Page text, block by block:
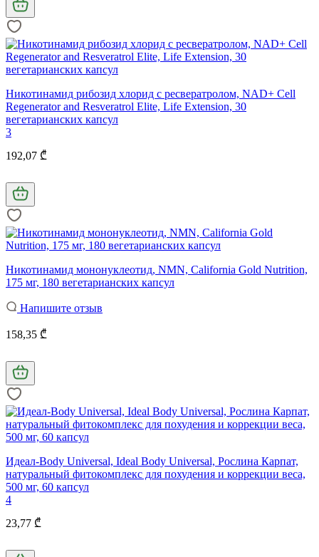
Никотинамид рибозид хлорид с ресвератролом, NAD+ Cell
Regenerator and Resveratrol Elite, Life Extension, 30
вегетарианских капсул
3
192,07 ₾
Никотинамид мононуклеотид, NMN, California Gold Nutrition,
175 мг, 180 вегетарианских капсул
Напишите отзыв
158,35 ₾
Идеал-Body Universal, Ideal Body Universal, Рослина Карпат,
натуральный фитокомплекс для похудения и коррекции веса,
500 мг, 60 капсул
4
23,77 ₾